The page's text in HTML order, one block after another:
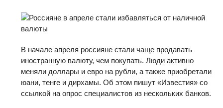
В начале апреля россияне стали чаще продавать
иностранную валюту, чем покупать. Люди активно
меняли доллары и евро на рубли, а также приобретали
юани, тенге и дирхамы. Об этом пишут «Известия» со
ссылкой на опрос специалистов из нескольких банков.